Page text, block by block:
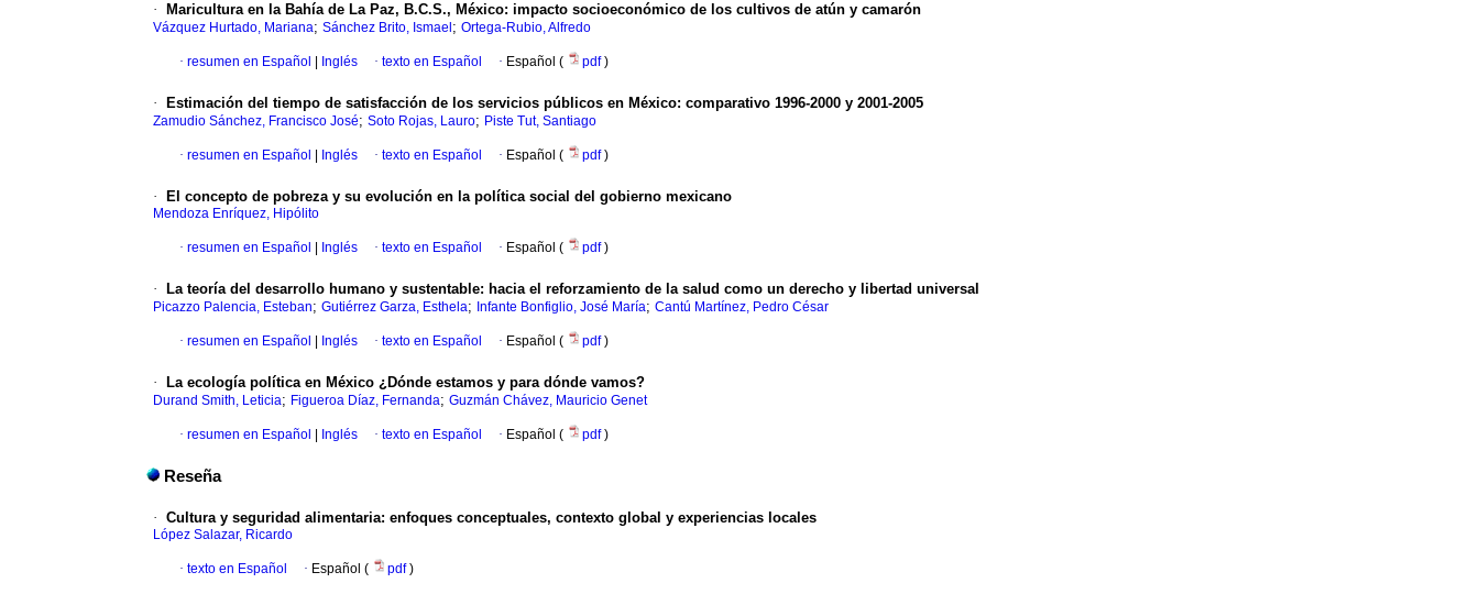
· Maricultura en la Bahía de La Paz, B.C.S., México: impacto socioeconómico de los cultivos de atún y camarón
Vázquez Hurtado, Mariana; Sánchez Brito, Ismael ; Ortega-Rubio, Alfredo
· resumen en Español Inglés · texto en Español · Español ( pdf)
· Estimación del tiempo de satisfacción de los servicios públicos en México: comparativo 1996-2000 y 2001-2005
Zamudio Sánchez, Francisco José; Soto Rojas, Lauro; Piste Tut, Santiago
· resumen en Español Inglés · texto en Español · Español ( pdf)
· El concepto de pobreza y su evolución en la política social del gobierno mexicano
Mendoza Enríquez, Hipólito
· resumen en Español Inglés · texto en Español · Español ( pdf)
· La teoría del desarrollo humano y sustentable: hacia el reforzamiento de la salud como un derecho y libertad universal
Picazzo Palencia, Esteban; Gutiérrez Garza, Esthela; Infante Bonfiglio, José María; Cantú Martínez, Pedro César
· resumen en Español Inglés · texto en Español · Español ( pdf)
· La ecología política en México ¿Dónde estamos y para dónde vamos?
Durand Smith, Leticia; Figueroa Díaz, Fernanda; Guzmán Chávez, Mauricio Genet
· resumen en Español Inglés · texto en Español · Español ( pdf)
Reseña
· Cultura y seguridad alimentaria: enfoques conceptuales, contexto global y experiencias locales
López Salazar, Ricardo
· texto en Español · Español ( pdf)